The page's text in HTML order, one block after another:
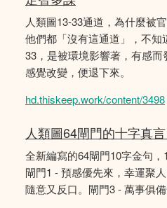
人類圖13-33通道，為什麼被
他們都「沒有這通道」，不知
33，是被環境影響著，有感而
感覺改變，便退下來。
hd.thiskeep.work/content/3498
人類圖64閘門的十字真
全新編寫的64閘門10字金句，
閘門1 - 預感優先來，幸運聚
隨意又反口。閘門3 - 萬事俱備